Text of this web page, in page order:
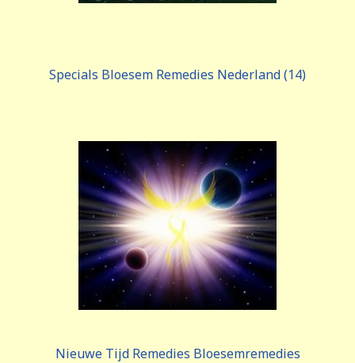
Specials Bloesem Remedies Nederland (14)
Nieuwe Tijd Remedies Bloesemremedies